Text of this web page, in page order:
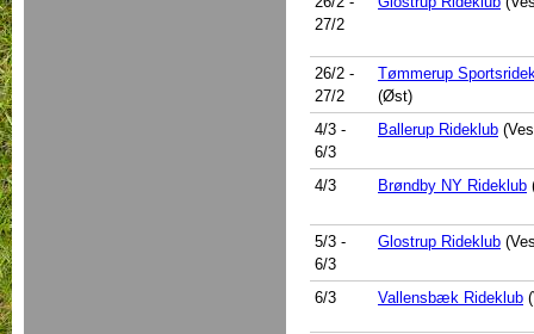
27/2
26/2 -
27/2
Tømmerup
(Øst)
4/3 -
6/3
Ballerup Rideklub
4/3 Brøndby NY Rideklub
5/3 -
6/3
Glostrup Rideklub
6/3 Vallensbæk Rideklub